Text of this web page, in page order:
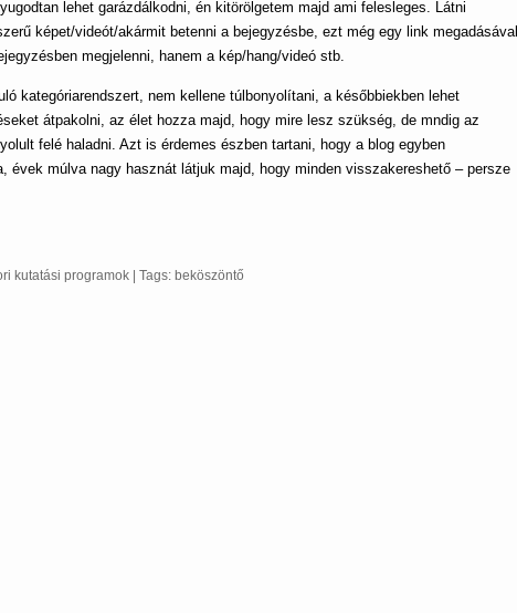
lehet garázdálkodni, én kitörölgetem majd ami felesleges. Látni
képet/videót/akármit betenni a bejegyzésbe, ezt még egy link megadásával
megjelenni, hanem a kép/hang/videó stb.
kategóriarendszert, nem kellene túlbonyolítani, a későbbiekben lehet
átpakolni, az élet hozza majd, hogy mire lesz szükség, de mndig az
felé haladni. Azt is érdemes észben tartani, hogy a blog egyben
évek múlva nagy hasznát látjuk majd, hogy minden visszakereshető – persze
kutatási programok | Tags: beköszöntő